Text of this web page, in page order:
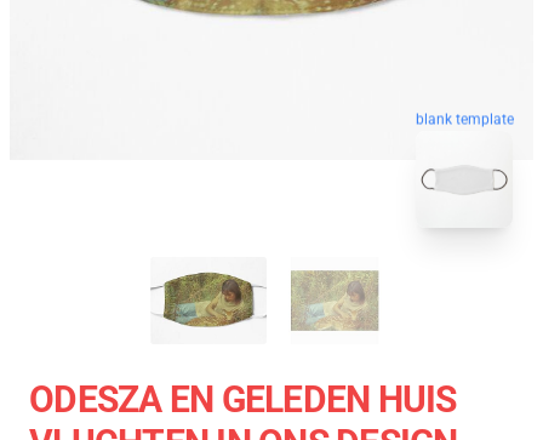
blank template
ODESZA EN GELEDEN HUIS